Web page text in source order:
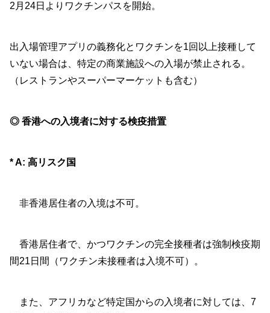
2月24日よりワクチンパスを開始。
出入場管理アプリの義務化とワクチンを1回以上接種して
いない場合は、特定の商業施設への入場が禁止される。
（レストランやスーパーマーケットも含む）
◎ 香港への入境者に対する検疫措置
* A: 高リスク国
非香港居住者の入境は不可。
香港居住者で、かつワクチンの完全接種者は強制検疫期
間21日間（ワクチン未接種者は入境不可）。
また、アフリカなど特定国からの入境者に対しては、7